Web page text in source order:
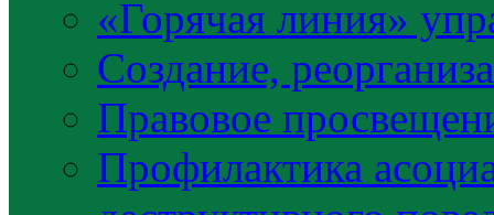
«Горячая линия»
Создание,
Правовое
Профилактика